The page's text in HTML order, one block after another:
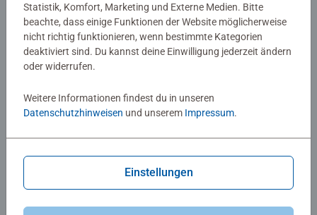
Kinderpuzzle
Ähnliche Motive
Statistik, Komfort, Marketing und Externe Medien. Bitte
beachte, dass einige Funktionen der Website möglicherweise
nicht richtig funktionieren, wenn bestimmte Kategorien
deaktiviert sind. Du kannst deine Einwilligung jederzeit ändern
oder widerrufen.
Weitere Informationen findest du in unseren
Datenschutzhinweisen und unserem Impressum.
Einstellungen